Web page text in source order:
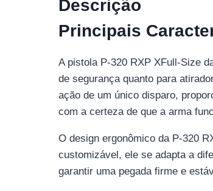
Descrição
Principais
A pistola P-320 RXP XFull-Size
de segurança quanto para
ação de um único disparo,
com a certeza de que a arma
O design ergonômico da P-320
customizável, ele se adapta a
garantir uma pegada firme e